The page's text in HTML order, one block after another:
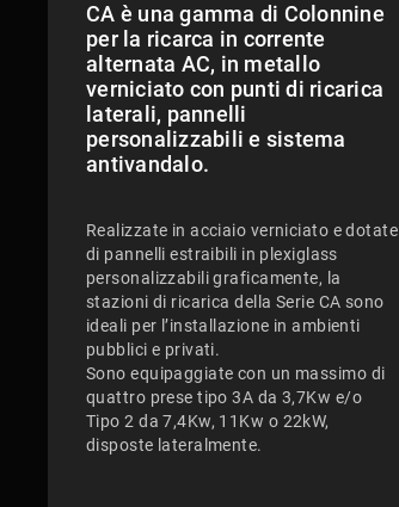
CA è una gamma di Colonnine
per la ricarca in corrente
alternata AC, in metallo
verniciato con punti di ricarica
laterali, pannelli
personalizzabili e sistema
antivandalo.
Realizzate in acciaio verniciato e dotate
di pannelli estraibili in plexiglass
personalizzabili graficamente, la
stazioni di ricarica della Serie CA sono
ideali per l’installazione in ambienti
pubblici e privati.
Sono equipaggiate con un massimo di
quattro prese tipo 3A da 3,7Kw e/o
Tipo 2 da 7,4Kw, 11Kw o 22kW,
disposte lateralmente.